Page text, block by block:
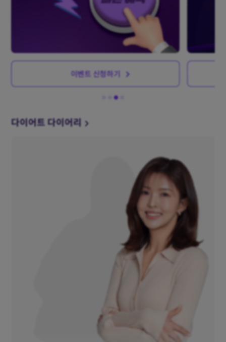
이벤트 신청하기
다이어트 다이어리